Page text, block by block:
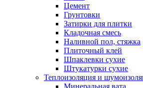
Цемент
Грунтовки
Затирки для плитки
Кладочная смесь
Наливной пол, стяжка
Плиточный клей
Шпаклевки сухие
Штукатурки сухие
Теплоизоляция и
Минеральная вата